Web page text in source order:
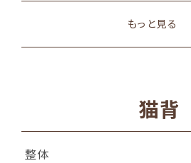
リミーエコツーペーストもっと見る
猫背
整体